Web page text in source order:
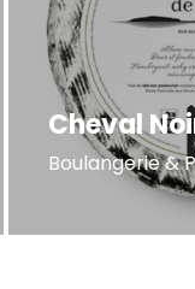
Cheval
Boulangerie &